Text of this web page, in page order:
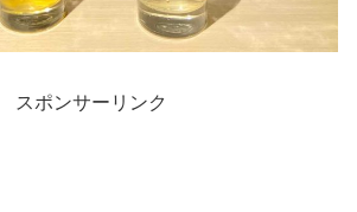
スポンサーリンク